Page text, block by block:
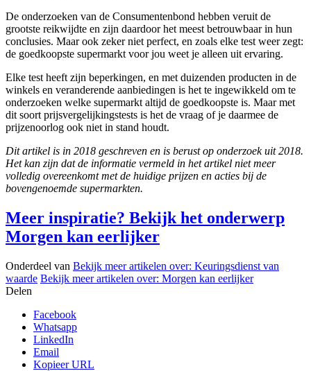
De onderzoeken van de Consumentenbond hebben veruit de
grootste reikwijdte en zijn daardoor het meest betrouwbaar in hun
conclusies. Maar ook zeker niet perfect, en zoals elke test weer zegt:
de goedkoopste supermarkt voor jou weet je alleen uit ervaring.
Elke test heeft zijn beperkingen, en met duizenden producten in de
winkels en veranderende aanbiedingen is het te ingewikkeld om te
onderzoeken welke supermarkt altijd de goedkoopste is. Maar met
dit soort prijsvergelijkingstests is het de vraag of je daarmee de
prijzenoorlog ook niet in stand houdt.
Dit artikel is in 2018 geschreven en is berust op onderzoek uit 2018.
Het kan zijn dat de informatie vermeld in het artikel niet meer
volledig overeenkomt met de huidige prijzen en acties bij de
bovengenoemde supermarkten.
Meer inspiratie? Bekijk het onderwerp
Morgen kan eerlijker
Onderdeel van Bekijk meer artikelen over: Keuringsdienst van
waarde Bekijk meer artikelen over: Morgen kan eerlijker
Delen
Facebook
Whatsapp
LinkedIn
Email
Kopieer URL